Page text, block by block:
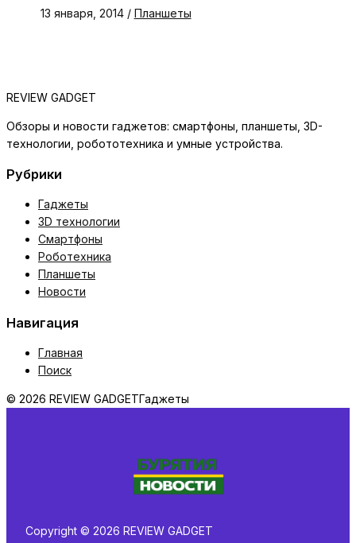
13 января, 2014 / Планшеты
REVIEW GADGET
Обзоры и новости гаджетов: смартфоны, планшеты, 3D-
технологии, робототехника и умные устройства.
Рубрики
Гаджеты
3D технологии
Смартфоны
Роботехника
Планшеты
Новости
Навигация
Главная
Поиск
© 2026 REVIEW GADGETГаджеты
Copyright © 2026 REVIEW GADGET